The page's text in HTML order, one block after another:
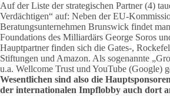
Auf der Liste der strategischen Partner (4)
Verdächtigen“ auf: Neben der EU-
Beratungsunternehmen Brunswick findet
Foundations des Milliardärs George Soros
Hauptpartner finden sich die Gates-,
Stiftungen und Amazon. Als sogenannte
u.a. Wellcome Trust und YouTube (Google)
Wesentlichen sind also die
der internationalen Impflobby auch dort